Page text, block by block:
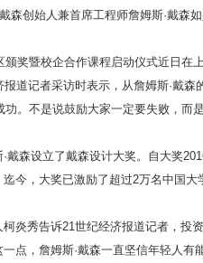
森创始人兼首席工程师詹姆斯·戴森
奖暨校企合作课程启动仪式近日在
道记者采访时表示，从詹姆斯·戴
。不是说鼓励大家一定要失败，而
戴森设立了戴森设计大奖。自大奖
今，大奖已激励了超过2万名中国
炎秀告诉21世纪经济报道记者，投
点，詹姆斯·戴森一直坚信年轻人